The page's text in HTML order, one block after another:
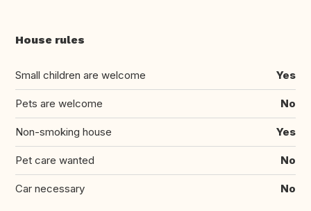
House rules
Small children are welcome Yes
Pets are welcome No
Non-smoking house Yes
Pet care wanted No
Car necessary No